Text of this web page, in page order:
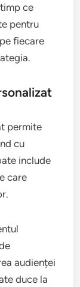
ce
pentru
fiecare
permite
cu
include
care
audienței
duce la